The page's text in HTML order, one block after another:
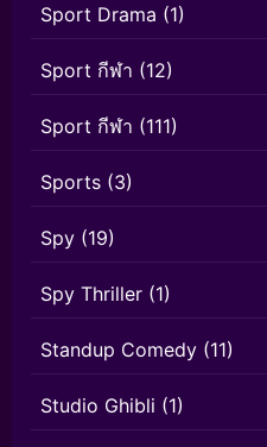
Sport Drama (1)
Sport กีฬา (12)
Sport กีฬา (111)
Sports (3)
Spy (19)
Spy Thriller (1)
Standup Comedy (11)
Studio Ghibli (1)